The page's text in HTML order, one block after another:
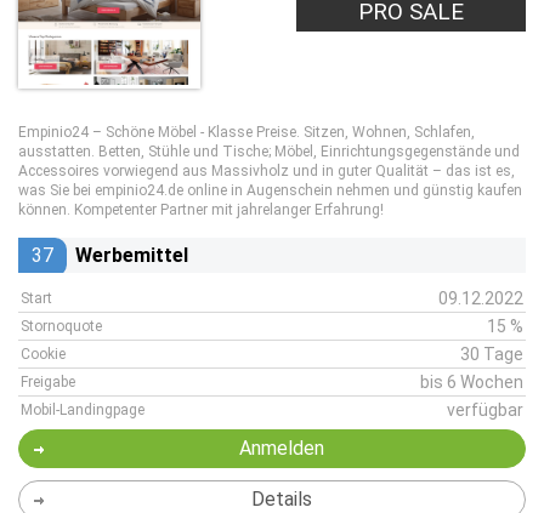
PRO SALE
Empinio24 – Schöne Möbel - Klasse Preise. Sitzen, Wohnen, Schlafen,
ausstatten. Betten, Stühle und Tische; Möbel, Einrichtungsgegenstände und
Accessoires vorwiegend aus Massivholz und in guter Qualität – das ist es,
was Sie bei empinio24.de online in Augenschein nehmen und günstig kaufen
können. Kompetenter Partner mit jahrelanger Erfahrung!
37 Werbemittel
Start 09.12.2022
Stornoquote 15 %
Cookie 30 Tage
Freigabe bis 6 Wochen
Mobil-Landingpage verfügbar
Anmelden
Details